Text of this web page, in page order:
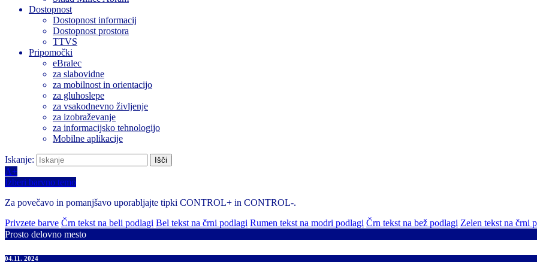
Dostopnost
Dostopnost informacij
Dostopnost prostora
TTVS
Pripomočki
eBralec
za slabovidne
za mobilnost in orientacijo
za gluhoslepe
za vsakodnevno življenje
za izobraževanje
za informacijsko tehnologijo
Mobilne aplikacije
Iskanje:
A+
Izberi barvno temo
Za povečavo in pomanjšavo uporabljajte tipki CONTROL+ in CONTROL-.
Privzete barve Črn tekst na beli podlagi Bel tekst na črni podlagi Rumen tekst na modri podlagi Črn tekst na bež podlagi Zelen tekst na črni
Prosto delovno mesto
04.11. 2024